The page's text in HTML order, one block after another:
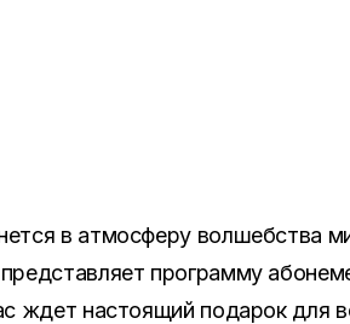
в атмосферу волшебства
программу
ждет настоящий подарок для